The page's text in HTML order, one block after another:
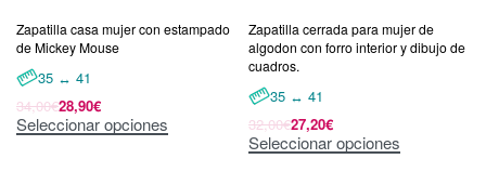
Zapatilla casa mujer con estampado
de Mickey Mouse
35 ↔ 41
34,00€28,90€
Seleccionar opciones
Zapatilla cerrada para mujer de
algodon con forro interior y dibujo de
cuadros.
35 ↔ 41
32,00€27,20€
Seleccionar opciones